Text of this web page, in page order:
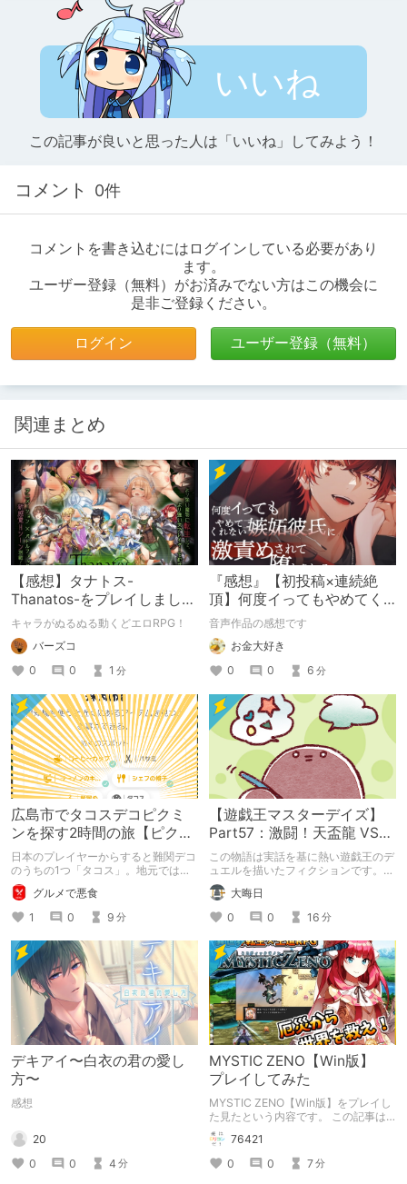
いいね
この記事が良いと思った人は「いいね」してみよう！
コメント 0件
コメントを書き込むにはログインしている必要があり
ます。
ユーザー登録（無料）がお済みでない方はこの機会に
是非ご登録ください。
ログイン ユーザー登録（無料）
関連まとめ
【感想】タナトス-
Thanatos-をプレイしまし
た。【ネタバレ注意】
キャラがぬるぬる動くどエロRPG！
バーズコ
0
0 1 分
『感想』【初投稿×連続絶
頂】何度イってもやめてく
れない嫉妬彼氏に激責めさ
れて堕とされる。
音声作品の感想です
お金大好き
0
0 6 分
広島市でタコスデコピクミ
ンを探す2時間の旅【ピクミ
ンブルーム / Pikmin
Bloom】
日本のプレイヤーからすると難関デコ
のうちの1つ「タコス」。地元では見
つけられなかった男が広島で探す旅を
お送りします。ねくすと5月のテーマ
「お出かけの記録」。
グルメで悪食
1
0 9 分
【遊戯王マスターデイズ】
Part57：激闘！天盃龍 VS
千年D【架空デュエル】
この物語は実話を基に熱い遊戯王のデ
ュエルを描いたフィクションです。
（自分用メモ：2025-05-14）
大晦日
0
0 16 分
デキアイ〜白衣の君の愛し
方〜
感想
20
0
0 4 分
MYSTIC ZENO【Win版】
プレイしてみた
MYSTIC ZENO【Win版】をプレイし
た見たという内容です。 この記事は
通常のクリエイターズ記事です。
76421
0
0 7分